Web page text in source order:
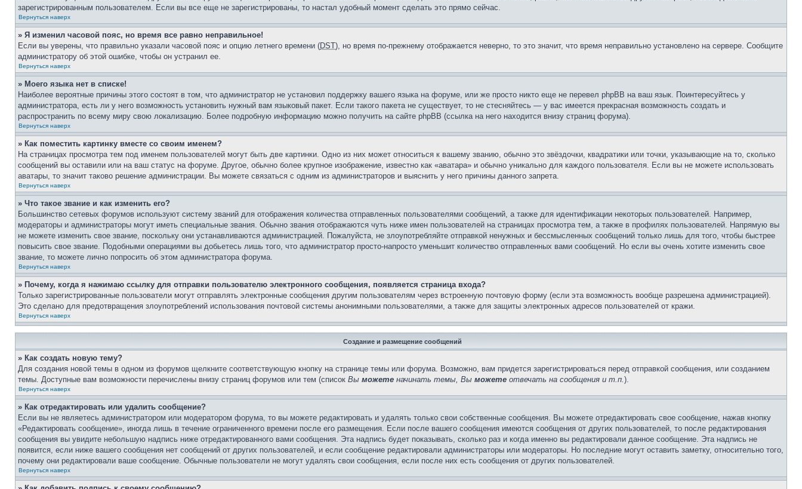
зарегистрированным пользователем. Если вы все еще не зарегистрированы, то настал удобный момент сделать это прямо сейчас.
Вернуться наверх
» Я изменил часовой пояс, но время все равно неправильное!
Если вы уверены, что правильно указали часовой пояс и опцию летнего времени (DST), но время по-прежнему отображается неверно, то это значит, что время неправильно установлено на сервере. Сообщите
администратору об этой ошибке, чтобы он устранил ее.
Вернуться наверх
» Моего языка нет в списке!
Наиболее вероятные причины этого состоят в том, что администратор не установил поддержку вашего языка на форуме, или же просто никто еще не перевел phpBB на ваш язык. Поинтересуйтесь у
администратора, есть ли у него возможность установить нужный вам языковый пакет. Если такого пакета не существует, то не стесняйтесь — у вас имеется прекрасная возможность создать и
распространить по всему миру свою локализацию. Более подробную информацию можно получить на сайте phpBB (ссылка на него находится внизу страниц форума).
Вернуться наверх
» Как поместить картинку вместе со своим именем?
На страницах просмотра тем под именем пользователей могут быть две картинки. Одно из них может относиться к вашему званию, обычно это звёздочки, квадратики или точки, указывающие на то, сколько
сообщений вы оставили или на ваш статус на форуме. Другое, обычно более крупное изображение, известно как «аватара» и обычно уникально для каждого пользователя. Если вы не можете использовать
аватары, то значит таково решение администрации. Вы можете связаться с одним из администраторов и выяснить у него причины данного запрета.
Вернуться наверх
» Что такое звание и как изменить его?
Большинство сетевых форумов используют систему званий для отображения количества отправленных пользователями сообщений, а также для идентификации некоторых пользователей. Например,
модераторы и администраторы могут иметь специальные звания. Обычно звания отображаются чуть ниже имен пользователей на страницах просмотра тем, а также в профилях пользователей. Напрямую вы
не можете изменить свое звание, поскольку они устанавливаются администрацией. Пожалуйста, не злоупотребляйте отправкой ненужных и бессмысленных сообщений только лишь для того, чтобы быстрее
повысить свое звание. Подобными операциями вы добьетесь лишь того, что администратор просто-напросто уменьшит количество отправленных вами сообщений. Но если вы очень хотите изменить свое
звание, то можете лично попросить об этом администратора форума.
Вернуться наверх
» Почему, когда я нажимаю ссылку для отправки пользователю электронного сообщения, появляется страница входа?
Только зарегистрированные пользователи могут отправлять электронные сообщения другим пользователям через встроенную почтовую форму (если эта возможность вообще разрешена администрацией).
Это сделано для предотвращения злоупотреблений использования почтовой системы анонимными пользователями, а также для защиты электронных адресов пользователей от кражи.
Вернуться наверх
Создание и размещение сообщений
» Как создать новую тему?
Для создания новой темы в одном из форумов щелкните соответствующую кнопку на странице темы или форума. Возможно, вам придется зарегистрироваться перед отправкой сообщения, или созданием
темы. Доступные вам возможности перечислены внизу страниц форумов или тем (список Вы можете начинать темы, Вы можете отвечать на сообщения и т.п.).
Вернуться наверх
» Как отредактировать или удалить сообщение?
Если вы не являетесь администратором или модератором форума, то вы можете редактировать и удалять только свои собственные сообщения. Вы можете отредактировать свое сообщение, нажав кнопку
«Редактировать сообщение», иногда лишь в течение ограниченного времени после его размещения. Если после вашего сообщения имеются сообщения от других пользователей, то после редактирования
сообщения вы увидите небольшую надпись ниже отредактированного вами сообщения. Эта надпись будет показывать, сколько раз и когда именно вы редактировали данное сообщение. Эта надпись не
появится, если ниже вашего сообщения нет сообщений от других пользователей, и если сообщение редактировали администраторы или модераторы. Но последние могут оставить заметку, относительно того,
почему они редактировали ваше сообщение. Обычные пользователи не могут удалять свои сообщения, если после них есть сообщения от других пользователей.
Вернуться наверх